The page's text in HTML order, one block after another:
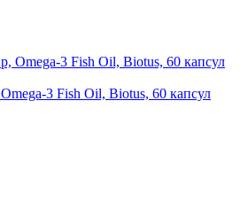
3 Fish Oil, Biotus, 60 капсул